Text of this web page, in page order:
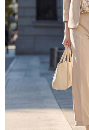
２．關於個人資料處理事宜
https://aftee.tw/terms/
３．未成年的使用者請事先
「AFTEE先享後付」，若未
任。
４．使用「AFTEE先享後付
時審查核予不同之上限額度
請求用戶進行身份認證。
５．嚴禁一人註冊多個帳號
恩沛科技股份有限公司將